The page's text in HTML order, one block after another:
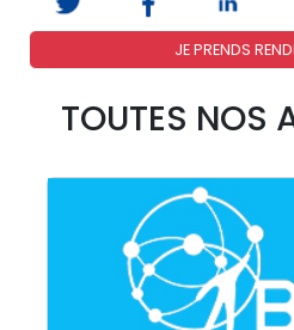
JE PRENDS
TOUTES NOS